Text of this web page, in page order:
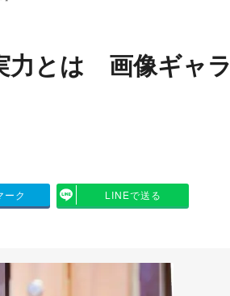
力とは 画像ギャ
ーク LINEで送る